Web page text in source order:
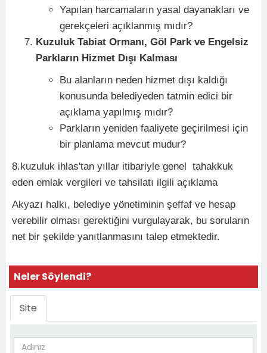
Yapılan harcamaların yasal dayanakları ve
gerekçeleri açıklanmış mıdır?
Kuzuluk Tabiat Ormanı, Göl Park ve Engelsiz
Parkların Hizmet Dışı Kalması
Bu alanların neden hizmet dışı kaldığı
konusunda belediyeden tatmin edici bir
açıklama yapılmış mıdır?
Parkların yeniden faaliyete geçirilmesi için
bir planlama mevcut mudur?
8.kuzuluk ihlas'tan yıllar itibariyle genel tahakkuk
eden emlak vergileri ve tahsilatı ilgili açıklama
Akyazı halkı, belediye yönetiminin şeffaf ve hesap
verebilir olması gerektiğini vurgulayarak, bu soruların
net bir şekilde yanıtlanmasını talep etmektedir.
Neler Söylendi?
Site